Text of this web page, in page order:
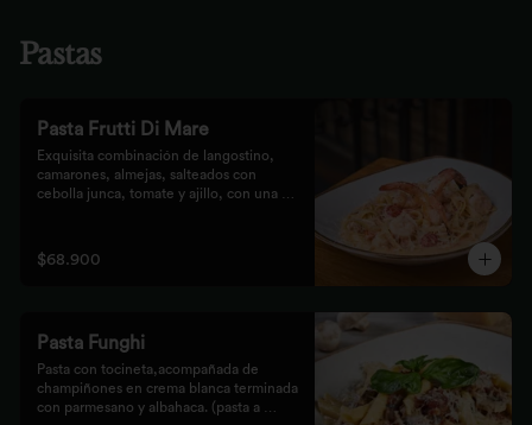
Pastas
Pasta Frutti Di Mare
Exquisita combinación de langostino,
camarones, almejas, salteados con
cebolla junca, tomate y ajillo, con una
acompañado con nuestro tradicional pan
Focaccia.
$68.900
Pasta Funghi
Pasta con tocineta,acompañada de
champiñones en crema blanca terminada
con parmesano y albahaca. (pasta a